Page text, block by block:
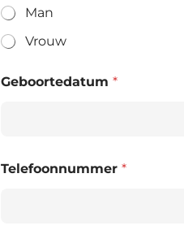
Man
Vrouw
Geboortedatum *
Telefoonnummer *